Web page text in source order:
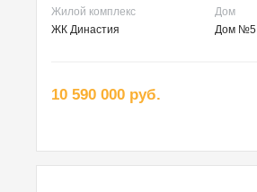
Жилой комплекс Дом
ЖК Династия
Дом №5
10 590 000 руб.